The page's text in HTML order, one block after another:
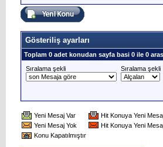
Gösteriliş ayarları
Toplam 0 adet konudan sayfa basi 0 ile 0
Sıralama şekli
Sıralama şekli
Yeni Mesaj Var
Hit Konuya Yeni Mesaj
Yeni Mesaj Yok
Hit Konuya Yeni
Konu Kapatılmıştır